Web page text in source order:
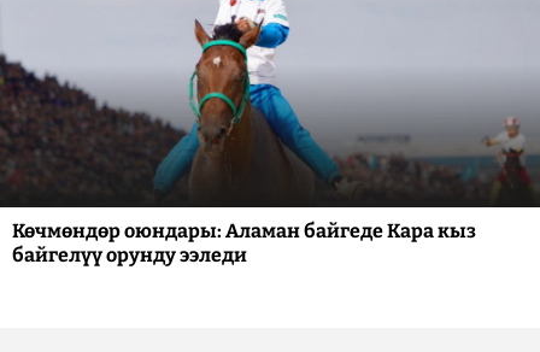
Көчмөндөр оюндары: Аламан байгеде Кара кыз
байгелүү орунду ээледи